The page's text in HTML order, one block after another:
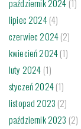
październik 2024 (1)
lipiec 2024(4)
czerwiec 2024(2)
kwiecień 2024(1)
luty 2024 (1)
styczeń 2024(1)
listopad 2023 (2)
październik 2023 (2)